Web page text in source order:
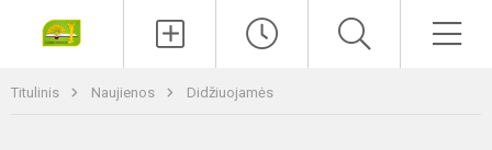
Titulinis Naujienos Didžiuojamės